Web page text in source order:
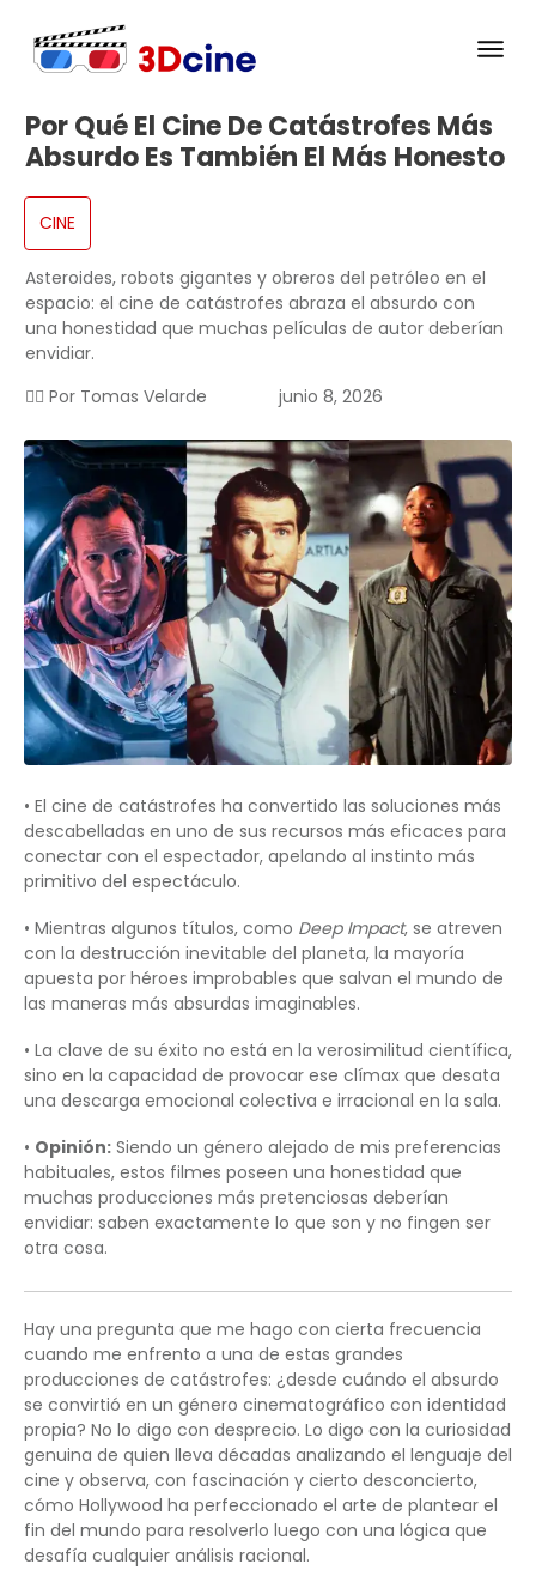
Por Qué El Cine De Catástrofes Más
Absurdo Es También El Más Honesto
CINE
Asteroides, robots gigantes y obreros del petróleo en el
espacio: el cine de catástrofes abraza el absurdo con
una honestidad que muchas películas de autor deberían
envidiar.
✍🏻 Por Tomas Velarde junio 8, 2026
• El cine de catástrofes ha convertido las soluciones más
descabelladas en uno de sus recursos más eficaces para
conectar con el espectador, apelando al instinto más
primitivo del espectáculo.
• Mientras algunos títulos, como Deep Impact, se atreven
con la destrucción inevitable del planeta, la mayoría
apuesta por héroes improbables que salvan el mundo de
las maneras más absurdas imaginables.
• La clave de su éxito no está en la verosimilitud científica,
sino en la capacidad de provocar ese clímax que desata
una descarga emocional colectiva e irracional en la sala.
• Opinión: Siendo un género alejado de mis preferencias
habituales, estos filmes poseen una honestidad que
muchas producciones más pretenciosas deberían
envidiar: saben exactamente lo que son y no fingen ser
otra cosa.
Hay una pregunta que me hago con cierta frecuencia
cuando me enfrento a una de estas grandes
producciones de catástrofes: ¿desde cuándo el absurdo
se convirtió en un género cinematográfico con identidad
propia? No lo digo con desprecio. Lo digo con la curiosidad
genuina de quien lleva décadas analizando el lenguaje del
cine y observa, con fascinación y cierto desconcierto,
cómo Hollywood ha perfeccionado el arte de plantear el
fin del mundo para resolverlo luego con una lógica que
desafía cualquier análisis racional.